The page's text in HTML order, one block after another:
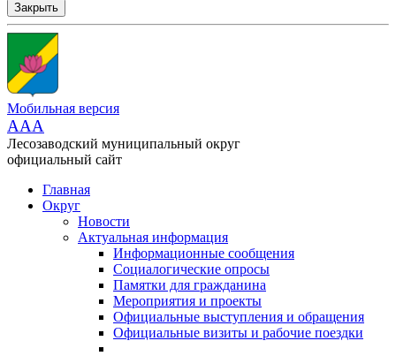
Закрыть
Мобильная версия
AAA
Лесозаводский муниципальный округ
официальный сайт
Главная
Округ
Новости
Актуальная информация
Информационные сообщения
Социалогические опросы
Памятки для гражданина
Мероприятия и проекты
Официальные выступления и обращения
Официальные визиты и рабочие поездки